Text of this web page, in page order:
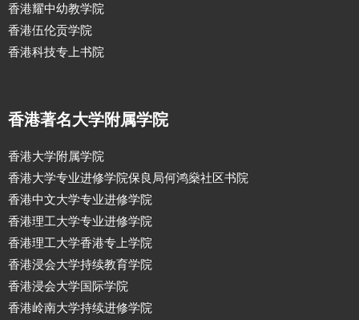
香港耀中幼教学院
香港伍伦贡学院
香港科技专上书院
香港著名大学附属学院
香港大学附属学院
香港大学专业进修学院保良局何鸿燊社区书院
香港中文大学专业进修学院
香港理工大学专业进修学院
香港理工大学香港专上学院
香港浸会大学持续教育学院
香港浸会大学国际学院
香港岭南大学持续进修学院